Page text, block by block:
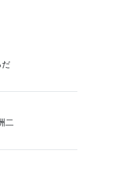
二